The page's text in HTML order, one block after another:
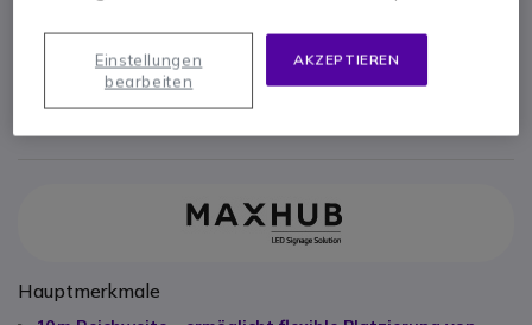
VERFÜGBARKEIT ANFRAGEN
Hauptmerkmale
AKZEPTIEREN
Einstellungen
bearbeiten